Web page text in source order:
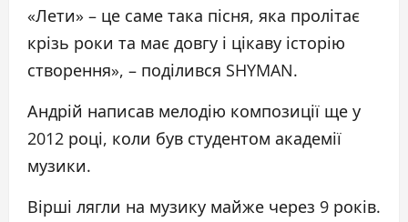
«Лети» – це саме така пісня, яка пролітає
крізь роки та має довгу і цікаву історію
створення», – поділився SHYMAN.
Андрій написав мелодію композиції ще у
2012 році, коли був студентом академії
музики.
Вірші лягли на музику майже через 9 років.